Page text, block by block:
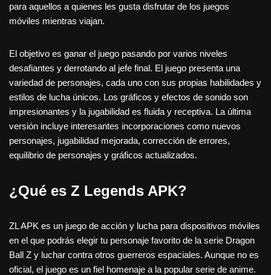
para aquellos a quienes les gusta disfrutar de los juegos
móviles mientras viajan.
El objetivo es ganar el juego pasando por varios niveles
desafiantes y derrotando al jefe final. El juego presenta una
variedad de personajes, cada uno con sus propias habilidades y
estilos de lucha únicos. Los gráficos y efectos de sonido son
impresionantes y la jugabilidad es fluida y receptiva. La última
versión incluye interesantes incorporaciones como nuevos
personajes, jugabilidad mejorada, corrección de errores,
equilibrio de personajes y gráficos actualizados.
¿Qué es Z Legends APK?
ZL APK es un juego de acción y lucha para dispositivos móviles
en el que podrás elegir tu personaje favorito de la serie Dragon
Ball Z y luchar contra otros guerreros espaciales. Aunque no es
oficial, el juego es un fiel homenaje a la popular serie de anime.